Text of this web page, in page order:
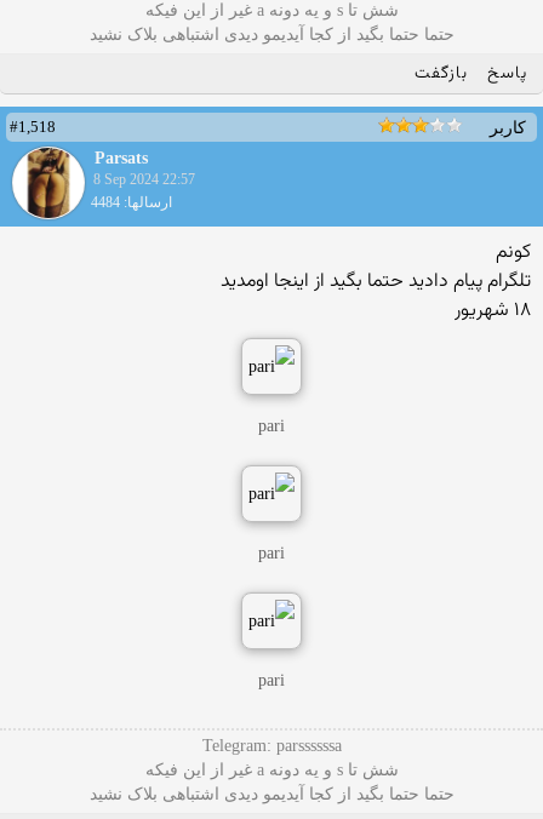
شش تا s و یه دونه a غیر از این فیکه
حتما حتما بگید از کجا آیدیمو دیدی اشتباهی بلاک نشید
پاسخ بازگفت
کاربر
#1,518
Parsats
8 Sep 2024 22:57
ارسالها: 4484
کونم
تلگرام پیام دادید حتما بگید از اینجا اومدید
۱۸ شهریور
pari
pari
pari
Telegram: parssssssa
شش تا s و یه دونه a غیر از این فیکه
حتما حتما بگید از کجا آیدیمو دیدی اشتباهی بلاک نشید